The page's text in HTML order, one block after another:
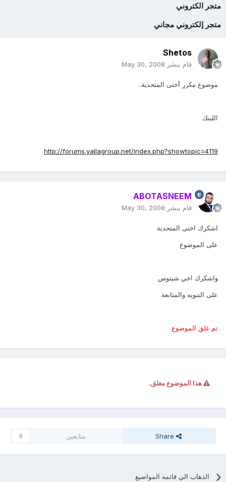
متجر الكتروني
متجر إلكتروني مجاني
Shetos
قام بنشر May 30, 2008
موضوع مكرر أختى المتحدية..
اللينك
http://forums.yallagroup.net/index.php?showtopic=4119
ABOTASNEEM
قام بنشر May 30, 2008
اشكرك اختى المتحدية
على الموضوع
واشكرك اخي شيتوس
على التنويه والمتابعة
تم غلق الموضوع
هذا الموضوع مغلق.
Share متابعين 0
الذهاب الي قائمه المواضيع